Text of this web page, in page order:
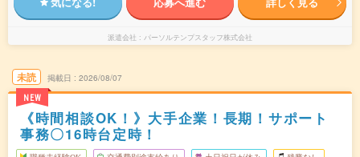
派遣会社 パーソルテンプスタッフ株式会社
未読
NEW
掲載日 2026/08/07
《時間相談OK！》大手企業！長期！サポート
事務〇16時台定時！